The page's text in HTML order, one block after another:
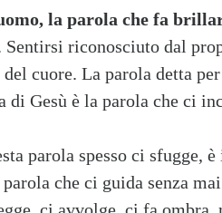
la parola che fa
Sentirsi riconosciuto dal
cuore. La parola detta
di Gesù è la parola che ci
parola spesso ci sfugge,
che ci guida senza